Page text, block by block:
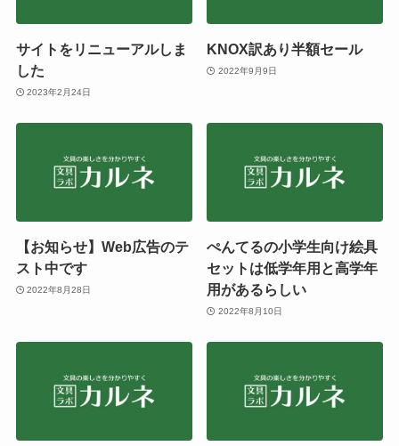
サイトをリニューアルしま
した
2023年2月24日
KNOX訳あり半額セール
2022年9月9日
【お知らせ】Web広告のテ
スト中です
2022年8月28日
ぺんてるの小学生向け絵具
セットは低学年用と高学年
用があるらしい
2022年8月10日